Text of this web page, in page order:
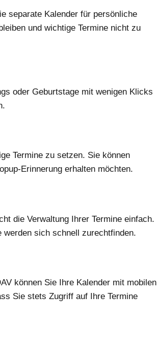
separate Kalender für persönliche
und wichtige Termine nicht zu
oder Geburtstage mit wenigen Klicks
Termine zu setzen. Sie können
Erinnerung erhalten möchten.
die Verwaltung Ihrer Termine einfach.
werden sich schnell zurechtfinden.
können Sie Ihre Kalender mit mobilen
Sie stets Zugriff auf Ihre Termine